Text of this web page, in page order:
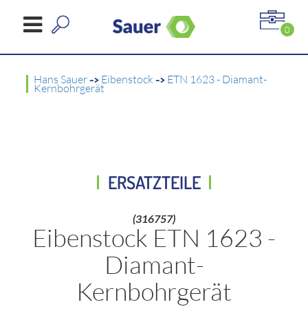
0
Hans Sauer-> Eibenstock-> ETN 1623 - Diamant-
Kernbohrgerät
ERSATZTEILE
(316757)
Eibenstock ETN 1623 -
Diamant-
Kernbohrgerät